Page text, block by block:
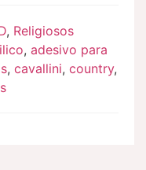
, Religiosos
, adesivo para
, cavallini, country,